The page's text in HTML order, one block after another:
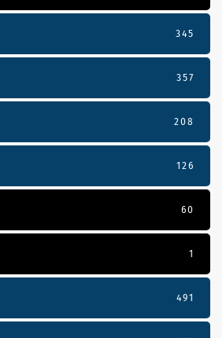
345
357
208
126
60
1
491